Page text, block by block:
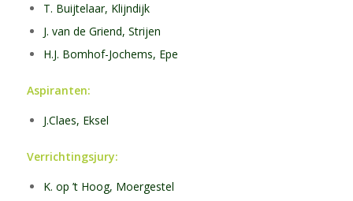
T. Buijtelaar, Klijndijk
J. van de Griend, Strijen
H.J. Bomhof-Jochems, Epe
Aspiranten:
J.Claes, Eksel
Verrichtingsjury:
K. op ’t Hoog, Moergestel